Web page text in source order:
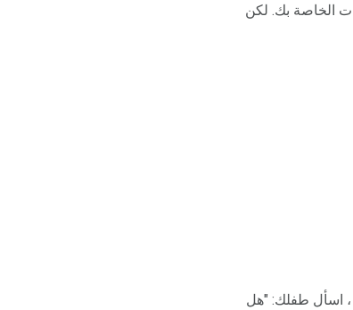
الخاصة بك. لكن
لا معنى له". وبدلاً من ذلك ، اسأل طفلك: "هل